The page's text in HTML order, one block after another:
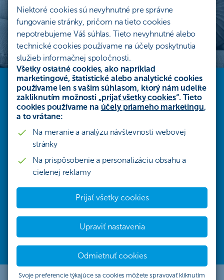
Niektoré cookies sú nevyhnutné pre správne
fungovanie stránky, pričom na tieto cookies
nepotrebujeme Váš súhlas. Tieto nevyhnutné alebo
technické cookies používame na účely poskytnutia
služieb informačnej spoločnosti.
Všetky ostatné cookies, ako napríklad
marketingové, štatistické alebo analytické cookies
používame len s vašim súhlasom, ktorý nám udelíte
zakliknutím možnosti „prijať všetky cookies“. Tieto
cookies používame na účely priameho marketingu,
a to vrátane:
Na meranie a analýzu návštevnosti webovej
stránky
Na prispôsobenie a personalizáciu obsahu a
cielenej reklamy
Prijať všetky cookies
Upraviť nastavenia
Odmietnuť cookies
Svoje preferencie týkajúce sa cookies môžete spravovať kliknutím
Online životné
poistenie
do 10 minút
Čo by ste robili, ak by ste zo dňa na deň prišli o svoj
príjem? Stačí pár klikov a vy aj vaši blízki budete
finančne zabezpečení.
Vypočítať cenu poistenia